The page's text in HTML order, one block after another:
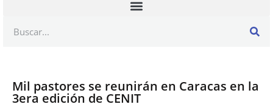
Mil pastores se reunirán en Caracas en la
3era edición de CENIT